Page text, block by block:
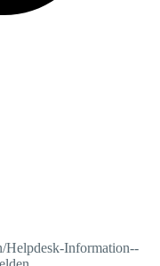
Helpdesk-Information--